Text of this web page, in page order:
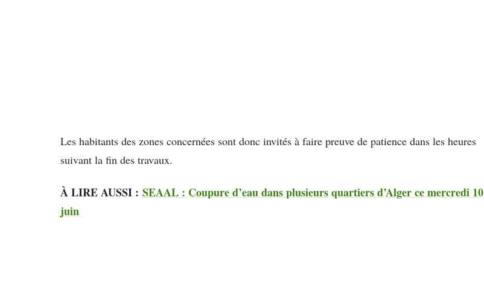
Les habitants des zones concernées sont donc invités à faire preuve de patience dans les heures
suivant la fin des travaux.
À LIRE AUSSI : SEAAL : Coupure d’eau dans plusieurs quartiers d’Alger ce mercredi 10
juin